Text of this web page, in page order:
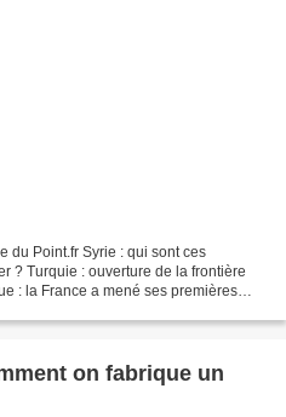
du Point.fr Syrie : qui sont ces
? Turquie : ouverture de la frontière
: la France a mené ses premières
on fabrique un